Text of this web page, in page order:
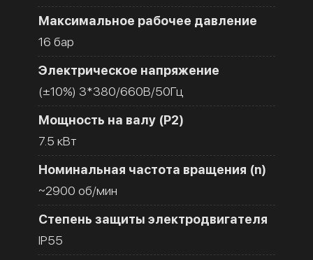
Максимальное рабочее давление
16 бар
Электрическое напряжение
(±10%) 3*380/660В/50Гц
Мощность на валу (Р2)
7.5 кВт
Номинальная частота вращения (n)
~2900 об/мин
Степень защиты электродвигателя
IP55